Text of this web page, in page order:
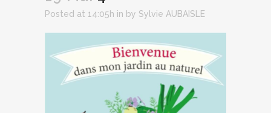
Posted at 14:05h in by Sylvie AUBAISLE